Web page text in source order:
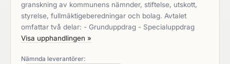
granskning av kommunens nämnder, stiftelse, utskott,
styrelse, fullmäktigeberedningar och bolag. Avtalet
omfattar två delar: - Grunduppdrag - Specialuppdrag
Visa upphandlingen »
Nämnda leverantörer: